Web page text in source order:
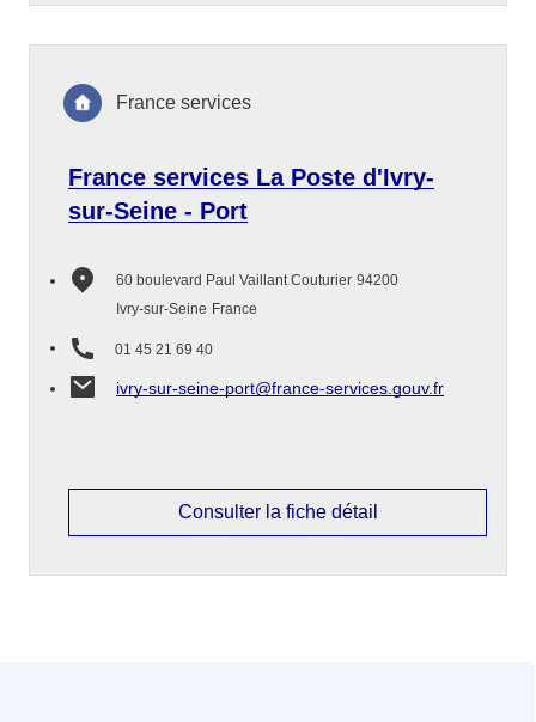
France services La Poste d'Ivry-
sur-Seine - Port
60 boulevard Paul Vaillant Couturier 94200
Ivry-sur-Seine France
01 45 21 69 40
ivry-sur-seine-port@france-services.gouv.fr
France services
Consulter la fiche détail